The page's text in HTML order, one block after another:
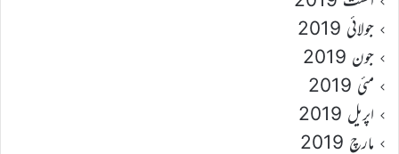
جولائی 2019
جون 2019
مئی 2019
اپریل 2019
مارچ 2019